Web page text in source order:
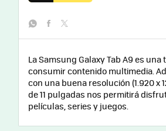
La Samsung Galaxy Tab A9 es
consumir contenido multimedia.
con una buena resolución (1.920 x
de 11 pulgadas nos permitirá
películas, series y juegos.